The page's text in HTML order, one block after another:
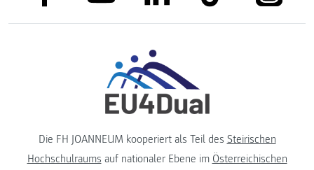
Die FH JOANNEUM kooperiert als Teil des Steirischen
Hochschulraums auf nationaler Ebene im Österreichischen